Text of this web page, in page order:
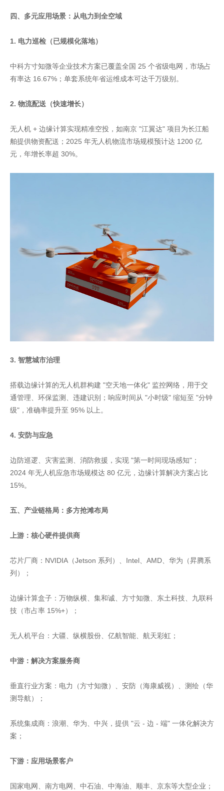
四、多元应用场景：从电力到全空域
1. 电力巡检（已规模化落地）
中科方寸知微等企业技术方案已覆盖全国 25 个省级电网，市场占
有率达 16.67%；单套系统年省运维成本可达千万级别。
2. 物流配送（快速增长）
无人机 + 边缘计算实现精准空投，如南京 "江翼达" 项目为长江船
舶提供物资配送；2025 年无人机物流市场规模预计达 1200 亿
元，年增长率超 30%。
3. 智慧城市治理
搭载边缘计算的无人机群构建 "空天地一体化" 监控网络，用于交
通管理、环保监测、违建识别；响应时间从 "小时级" 缩短至 "分钟
级"，准确率提升至 95% 以上。
4. 安防与应急
边防巡逻、灾害监测、消防救援，实现 "第一时间现场感知"；
2024 年无人机应急市场规模达 80 亿元，边缘计算解决方案占比
15%。
五、产业链格局：多方抢滩布局
上游：核心硬件提供商
芯片厂商：NVIDIA（Jetson 系列）、Intel、AMD、华为（昇腾系
列）；
边缘计算盒子：万物纵横、集和诚、方寸知微、东土科技、九联科
技（市占率 15%+）；
无人机平台：大疆、纵横股份、亿航智能、航天彩虹；
中游：解决方案服务商
垂直行业方案：电力（方寸知微）、安防（海康威视）、测绘（华
测导航）；
系统集成商：浪潮、华为、中兴，提供 "云 - 边 - 端" 一体化解决方
案；
下游：应用场景客户
国家电网、南方电网、中石油、中海油、顺丰、京东等大型企业；